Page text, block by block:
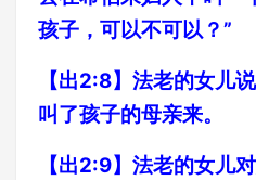
孩子，可以不可以？”
【出2:8】法老的女儿
叫了孩子的母亲来。
【出2:9】法老的女儿